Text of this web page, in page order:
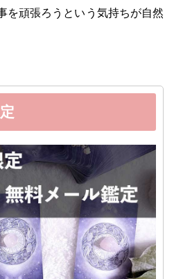
を頑張ろうという気持ちが自然